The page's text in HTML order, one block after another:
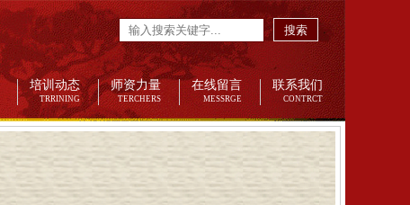
培训动态
TRRINING
师资力量
TERCHERS
在线留言
MESSRGE
联系我们
CONTRCT
搜索